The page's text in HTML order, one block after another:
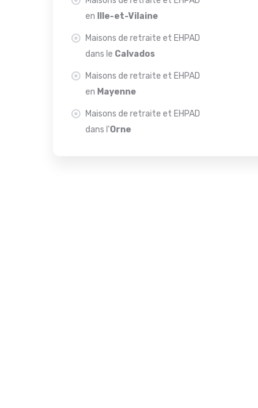
en
Ille-et-Vilaine
Maisons de retraite et EHPAD
dans le Calvados
Maisons de retraite et EHPAD
en Mayenne
Maisons de retraite et EHPAD
dans l'Orne